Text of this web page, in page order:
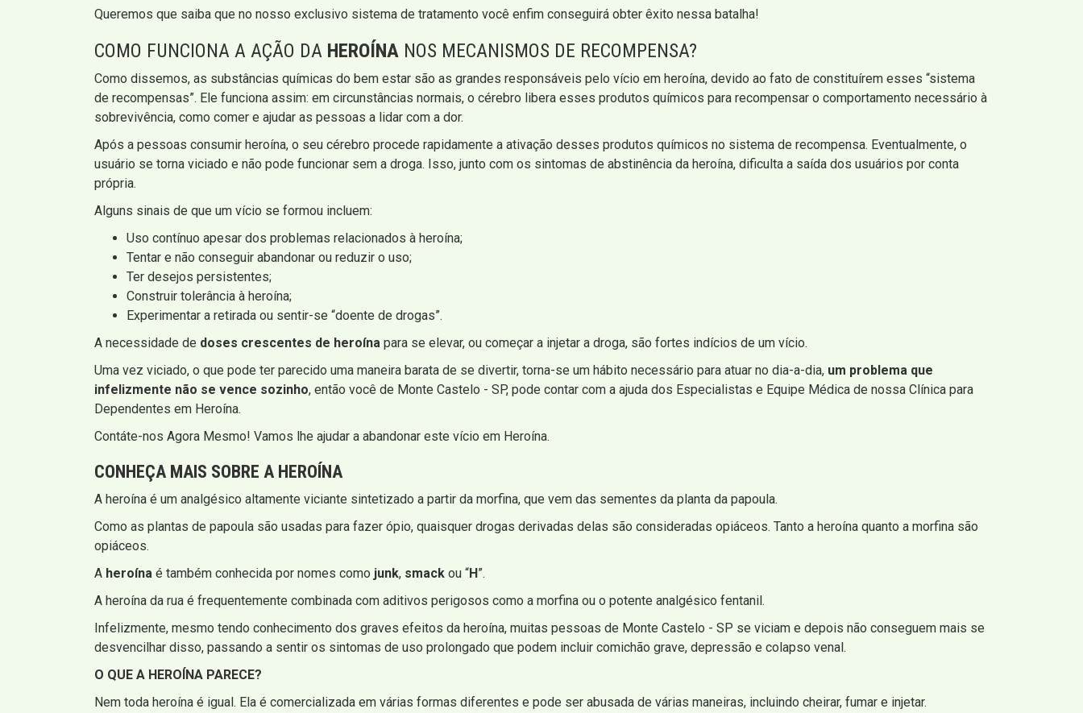
Queremos que saiba que no nosso exclusivo sistema de tratamento você enfim conseguirá obter êxito nessa batalha!
COMO FUNCIONA A AÇÃO DA HEROÍNA NOS MECANISMOS DE RECOMPENSA?
Como dissemos, as substâncias químicas do bem estar são as grandes responsáveis pelo vício em heroína, devido ao fato de constituírem esses “sistema
de recompensas”. Ele funciona assim: em circunstâncias normais, o cérebro libera esses produtos químicos para recompensar o comportamento necessário à
sobrevivência, como comer e ajudar as pessoas a lidar com a dor.
Após a pessoas consumir heroína, o seu cérebro procede rapidamente a ativação desses produtos químicos no sistema de recompensa. Eventualmente, o
usuário se torna viciado e não pode funcionar sem a droga. Isso, junto com os sintomas de abstinência da heroína, dificulta a saída dos usuários por conta
própria.
Alguns sinais de que um vício se formou incluem:
Uso contínuo apesar dos problemas relacionados à heroína;
Tentar e não conseguir abandonar ou reduzir o uso;
Ter desejos persistentes;
Construir tolerância à heroína;
Experimentar a retirada ou sentir-se “doente de drogas”.
A necessidade de doses crescentes de heroína para se elevar, ou começar a injetar a droga, são fortes indícios de um vício.
Uma vez viciado, o que pode ter parecido uma maneira barata de se divertir, torna-se um hábito necessário para atuar no dia-a-dia, um problema que
infelizmente não se vence sozinho, então você de Monte Castelo - SP, pode contar com a ajuda dos Especialistas e Equipe Médica de nossa Clínica para
Dependentes em Heroína.
Contáte-nos Agora Mesmo! Vamos lhe ajudar a abandonar este vício em Heroína.
CONHEÇA MAIS SOBRE A HEROÍNA
A heroína é um analgésico altamente viciante sintetizado a partir da morfina, que vem das sementes da planta da papoula.
Como as plantas de papoula são usadas para fazer ópio, quaisquer drogas derivadas delas são consideradas opiáceos. Tanto a heroína quanto a morfina são
opiáceos.
A heroína é também conhecida por nomes como junk, smack ou “H”.
A heroína da rua é frequentemente combinada com aditivos perigosos como a morfina ou o potente analgésico fentanil.
Infelizmente, mesmo tendo conhecimento dos graves efeitos da heroína, muitas pessoas de Monte Castelo - SP se viciam e depois não conseguem mais se
desvencilhar disso, passando a sentir os sintomas de uso prolongado que podem incluir comichão grave, depressão e colapso venal.
O QUE A HEROÍNA PARECE?
Nem toda heroína é igual. Ela é comercializada em várias formas diferentes e pode ser abusada de várias maneiras, incluindo cheirar, fumar e injetar.